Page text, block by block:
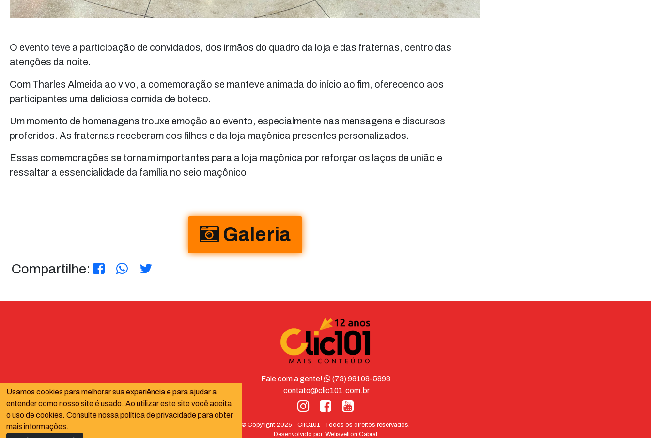
O evento teve a participação de convidados, dos irmãos do quadro da loja e das fraternas, centro das
atenções da noite.
Com Tharles Almeida ao vivo, a comemoração se manteve animada do início ao fim, oferecendo aos
participantes uma deliciosa comida de boteco.
Um momento de homenagens trouxe emoção ao evento, especialmente nas mensagens e discursos
proferidos. As fraternas receberam dos filhos e da loja maçônica presentes personalizados.
Essas comemorações se tornam importantes para a loja maçônica por reforçar os laços de união e
ressaltar a essencialidade da família no seio maçônico.
Galeria
Compartilhe:
Fale com a gente!
(73) 98108-5898
contato@clic101.com.br
© Copyright 2025 - CliC101 - Todos os direitos reservados.
Desenvolvido por: Welisvelton Cabral
Usamos cookies para melhorar sua experiência e para ajudar a
entender como nosso site é usado. Ao utilizar este site você aceita
o uso de cookies. Consulte nossa política de privacidade para obter
mais informações.